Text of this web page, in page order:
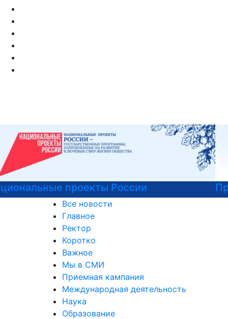
Программы профпереподготовки
Все новости
Главное
Ректор
Коротко
Важное
Мы в СМИ
Приемная кампания
Международная деятельность
Наука
Образование